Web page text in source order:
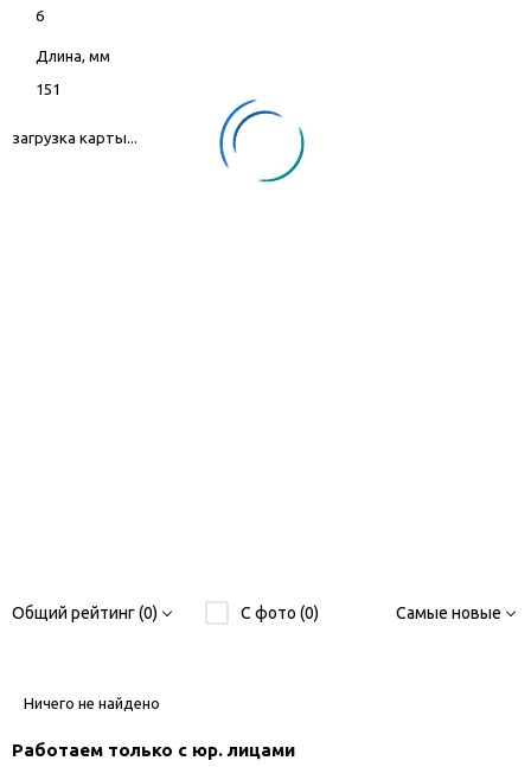
6
Длина, мм
151
загрузка карты...
Общий рейтинг (0) С фото (0) Самые новые
Ничего не найдено
Работаем только с юр. лицами